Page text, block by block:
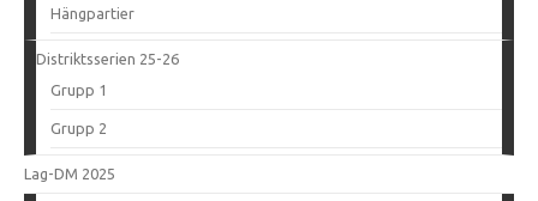
Hängpartier
Distriktsserien 25-26
Grupp 1
Grupp 2
Lag-DM 2025